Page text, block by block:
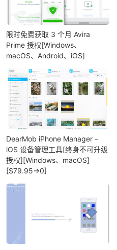
限时免费获取 3 个月 Avira
Prime 授权[Windows、
macOS、Android、iOS]
DearMob iPhone Manager –
iOS 设备管理工具[终身不可升级
授权][Windows、macOS]
[$79.95→0]